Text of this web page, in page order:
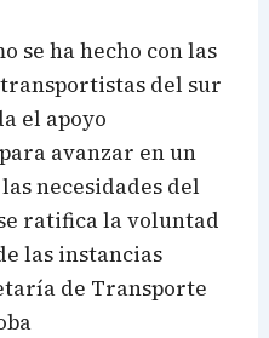
se ha hecho con las
del sur
el apoyo
avanzar en un
necesidades del
ratifica la voluntad
las instancias
de Transporte